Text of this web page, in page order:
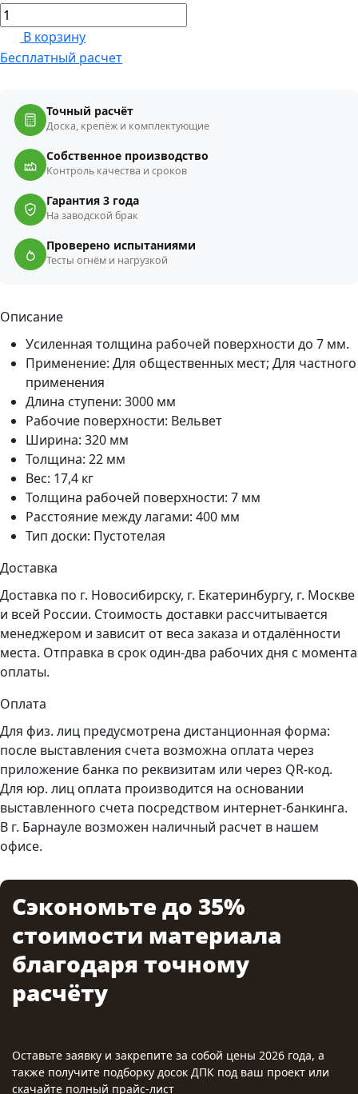
В корзину
Бесплатный расчет
Точный расчёт
Доска, крепёж и комплектующие
Собственное производство
Контроль качества и сроков
Гарантия 3 года
На заводской брак
Проверено испытаниями
Тесты огнём и нагрузкой
Описание
Усиленная толщина рабочей поверхности до 7 мм.
Применение: Для общественных мест; Для частного
применения
Длина ступени: 3000 мм
Рабочие поверхности: Вельвет
Ширина: 320 мм
Толщина: 22 мм
Вес: 17,4 кг
Толщина рабочей поверхности: 7 мм
Расстояние между лагами: 400 мм
Тип доски: Пустотелая
Доставка
Доставка по г. Новосибирску, г. Екатеринбургу, г. Москве
и всей России. Стоимость доставки рассчитывается
менеджером и зависит от веса заказа и отдалённости
места. Отправка в срок один-два рабочих дня с момента
оплаты.
Оплата
Для физ. лиц предусмотрена дистанционная форма:
после выставления счета возможна оплата через
приложение банка по реквизитам или через QR-код.
Для юр. лиц оплата производится на основании
выставленного счета посредством интернет-банкинга.
В г. Барнауле возможен наличный расчет в нашем
офисе.
Сэкономьте до 35%
стоимости материала
благодаря точному
расчёту
Оставьте заявку и закрепите за собой цены 2026 года, а
также получите подборку досок ДПК под ваш проект или
скачайте полный прайс-лист